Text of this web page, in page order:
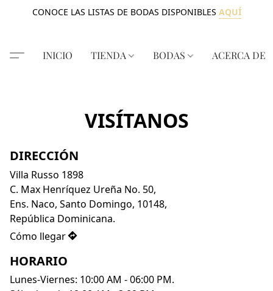
CONOCE LAS LISTAS DE BODAS DISPONIBLES AQUÍ
INICIO TIENDA BODAS ACERCA DE
VISÍTANOS
DIRECCIÓN
Villa Russo 1898
C. Max Henríquez Ureña No. 50,
Ens. Naco, Santo Domingo, 10148,
República Dominicana.
Cómo llegar
HORARIO
Lunes-Viernes: 10:00 AM - 06:00 PM.